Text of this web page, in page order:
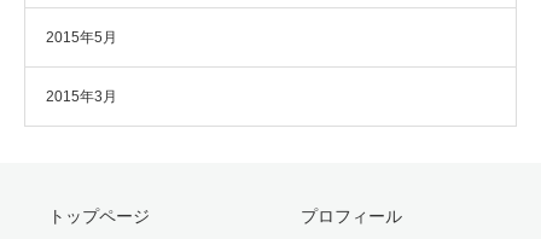
2015年5月
2015年3月
トップページ プロフィール